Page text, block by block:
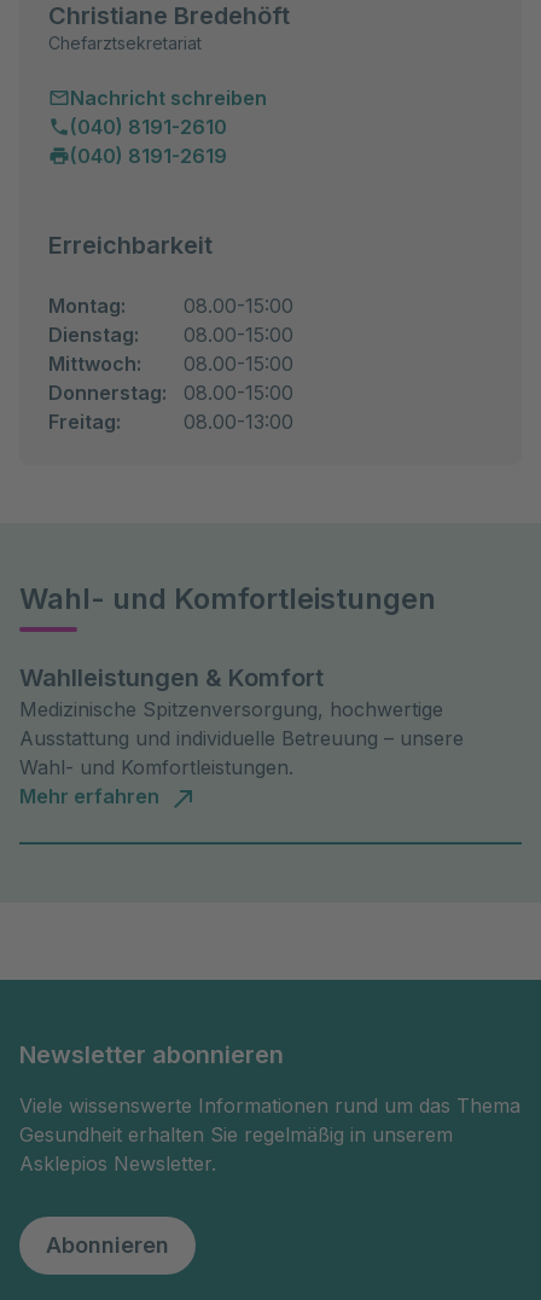
Christiane Bredehöft
Chefarztsekretariat
Nachricht schreiben
(040) 8191-2610
(040) 8191-2619
Erreichbarkeit
Montag:
08.00-15:00
Dienstag:
08.00-15:00
Mittwoch:
08.00-15:00
Donnerstag:
08.00-15:00
Freitag:
08.00-13:00
Wahl- und Komfortleistungen
Wahlleistungen & Komfort
Medizinische Spitzenversorgung, hochwertige
Ausstattung und individuelle Betreuung – unsere
Wahl- und Komfortleistungen.
Mehr erfahren
Newsletter abonnieren
Viele wissenswerte Informationen rund um das Thema
Gesundheit erhalten Sie regelmäßig in unserem
Asklepios Newsletter.
Abonnieren